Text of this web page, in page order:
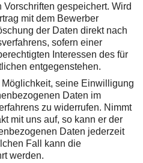
gespeichert. Wird
mit dem Bewerber
der Daten direkt nach
sofern einer
Interessen des für
entgegenstehen.
seine Einwilligung
Daten im
zu widerrufen. Nimmt
mit uns auf, so kann er der
Daten jederzeit
Fall kann die
werden.